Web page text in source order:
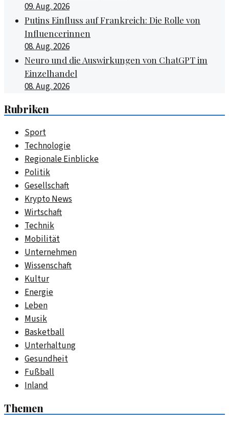
09. Aug. 2026
Putins Einfluss auf Frankreich: Die Rolle von
Influencerinnen
08. Aug. 2026
Neuro und die Auswirkungen von ChatGPT im
Einzelhandel
08. Aug. 2026
Rubriken
Sport
Technologie
Regionale Einblicke
Politik
Gesellschaft
Krypto News
Wirtschaft
Technik
Mobilität
Unternehmen
Wissenschaft
Kultur
Energie
Leben
Musik
Basketball
Unterhaltung
Gesundheit
Fußball
Inland
Themen